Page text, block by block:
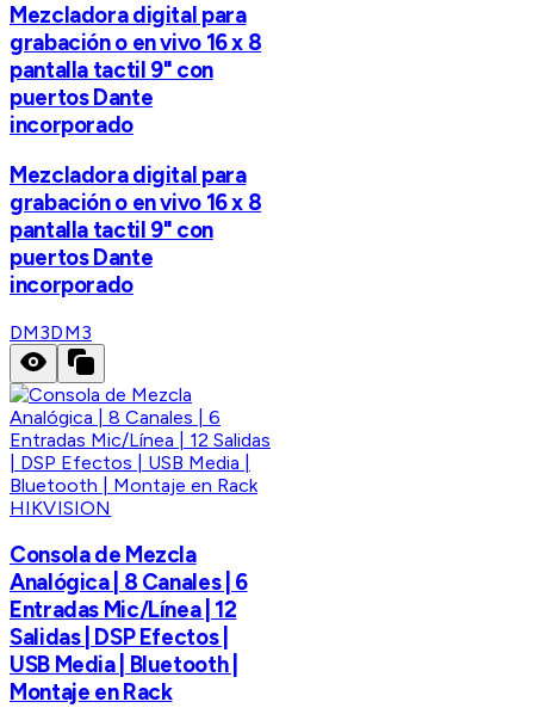
Mezcladora digital para
grabación o en vivo 16 x 8
pantalla tactil 9" con
puertos Dante
incorporado
Mezcladora digital para
grabación o en vivo 16 x 8
pantalla tactil 9" con
puertos Dante
incorporado
DM3DM3
HIKVISION
Consola de Mezcla
Analógica | 8 Canales | 6
Entradas Mic/Línea | 12
Salidas | DSP Efectos |
USB Media | Bluetooth |
Montaje en Rack